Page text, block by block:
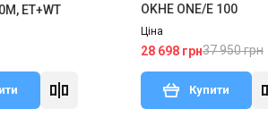
ET+WT
OKHE ONE/E 100
Ціна
28 698 грн37 950 грн
Купити